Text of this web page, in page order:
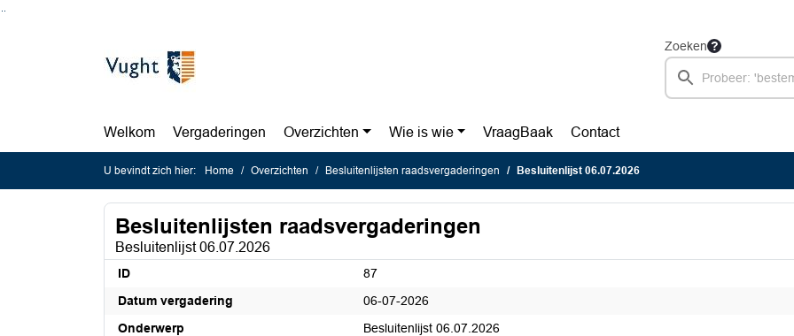
Zoeken
Welkom Vergaderingen Overzichten Wie is wie VraagBaak Contact
U bevindt zich hier: Home Overzichten Besluitenlijsten raadsvergaderingen Besluitenlijst 06.07.2026
Besluitenlijsten raadsvergaderingen
Besluitenlijst 06.07.2026
ID
87
Datum vergadering
06-07-2026
Onderwerp
Besluitenlijst 06.07.2026